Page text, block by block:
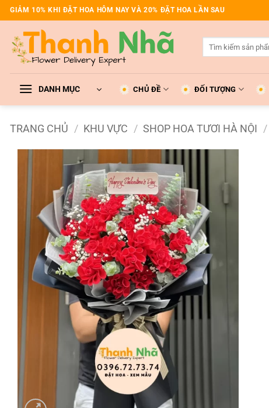
Bỏ
qua
dung
GIẢM 10% KHI ĐẶT HOA HÔM NAY VÀ 20% ĐẶT HOA LẦN SAU
DANH MỤC CHỦ ĐỀ ĐỐI TƯỢNG
TRANG CHỦ / KHU VỰC / SHOP HOA TƯƠI HÀ NỘI /
Add to